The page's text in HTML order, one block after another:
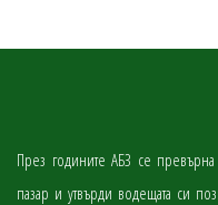
През годините АБЗ се
пазар и утвърди водещата си